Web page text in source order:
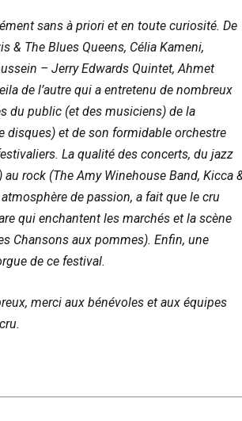
sans à priori et en toute curiosité. De
& The Blues Queens, Célia Kameni,
– Jerry Edwards Quintet, Ahmet
de l’autre qui a entretenu de nombreux
du public (et des musiciens) de la
disques) et de son formidable orchestre
La qualité des concerts, du jazz
rock (The Amy Winehouse Band, Kicca
de passion, a fait que le cru
qui enchantent les marchés et la scène
Chansons aux pommes). Enfin, une
de ce festival.
merci aux bénévoles et aux équipes